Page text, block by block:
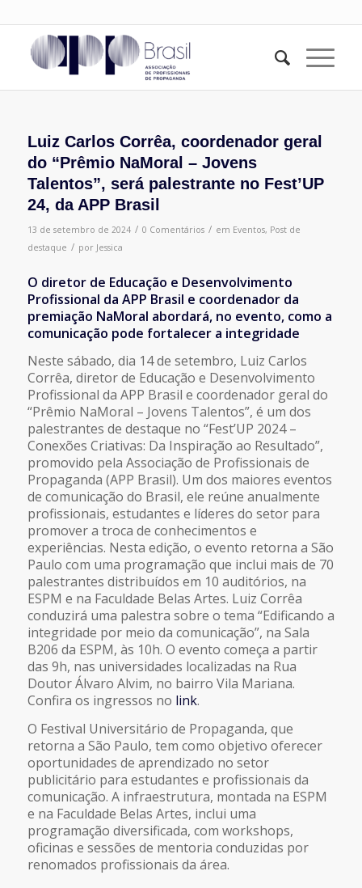
Luiz Carlos Corrêa, coordenador geral
do “Prêmio NaMoral – Jovens
Talentos”, será palestrante no Fest’UP
24, da APP Brasil
13 de setembro de 2024 / 0 Comentários / em Eventos, Post de
destaque / por Jessica
O diretor de Educação e Desenvolvimento
Profissional da APP Brasil e coordenador da
premiação NaMoral abordará, no evento, como a
comunicação pode fortalecer a integridade
Neste sábado, dia 14 de setembro, Luiz Carlos
Corrêa, diretor de Educação e Desenvolvimento
Profissional da APP Brasil e coordenador geral do
“Prêmio NaMoral – Jovens Talentos”, é um dos
palestrantes de destaque no “Fest’UP 2024 –
Conexões Criativas: Da Inspiração ao Resultado”,
promovido pela Associação de Profissionais de
Propaganda (APP Brasil). Um dos maiores eventos
de comunicação do Brasil, ele reúne anualmente
profissionais, estudantes e líderes do setor para
promover a troca de conhecimentos e
experiências. Nesta edição, o evento retorna a São
Paulo com uma programação que inclui mais de 70
palestrantes distribuídos em 10 auditórios, na
ESPM e na Faculdade Belas Artes. Luiz Corrêa
conduzirá uma palestra sobre o tema “Edificando a
integridade por meio da comunicação”, na Sala
B206 da ESPM, às 10h. O evento começa a partir
das 9h, nas universidades localizadas na Rua
Doutor Álvaro Alvim, no bairro Vila Mariana.
Confira os ingressos no link.
O Festival Universitário de Propaganda, que
retorna a São Paulo, tem como objetivo oferecer
oportunidades de aprendizado no setor
publicitário para estudantes e profissionais da
comunicação. A infraestrutura, montada na ESPM
e na Faculdade Belas Artes, inclui uma
programação diversificada, com workshops,
oficinas e sessões de mentoria conduzidas por
renomados profissionais da área.